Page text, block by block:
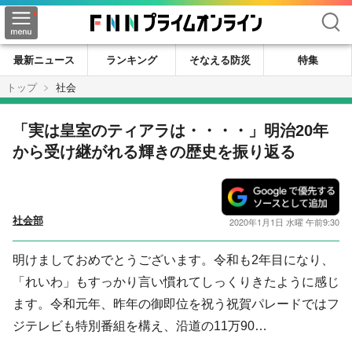
検索
最新ニュース ランキング そなえる防災
特集
トップ
社会
「実は皇室のティアラは・・・・」明治20年
から受け継がれる輝きの歴史を振り返る
社会部 2020年1月1日 水曜 午前9:30
明けましておめでとうございます。令和も2年目になり、
「れいわ」もすっかり言い慣れてしっくりきたように感じ
ます。令和元年、昨年の御即位を祝う祝賀パレードではフ
ジテレビも特別番組を構え、沿道の11万90…